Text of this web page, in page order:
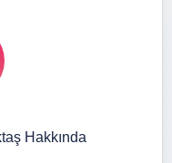
Hakkında